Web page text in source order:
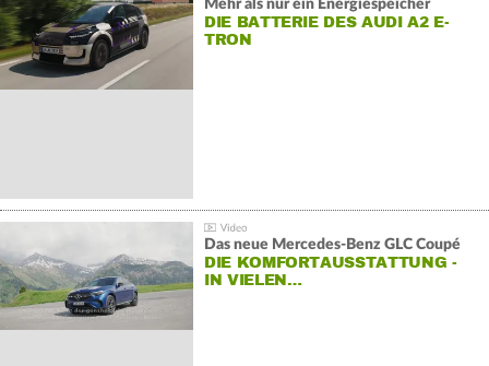
Mehr als nur ein Energiespeicher
DIE BATTERIE DES AUDI A2 E-
TRON
Das neue Mercedes-Benz GLC Coupé
DIE KOMFORTAUSSTATTUNG -
IN VIELEN…